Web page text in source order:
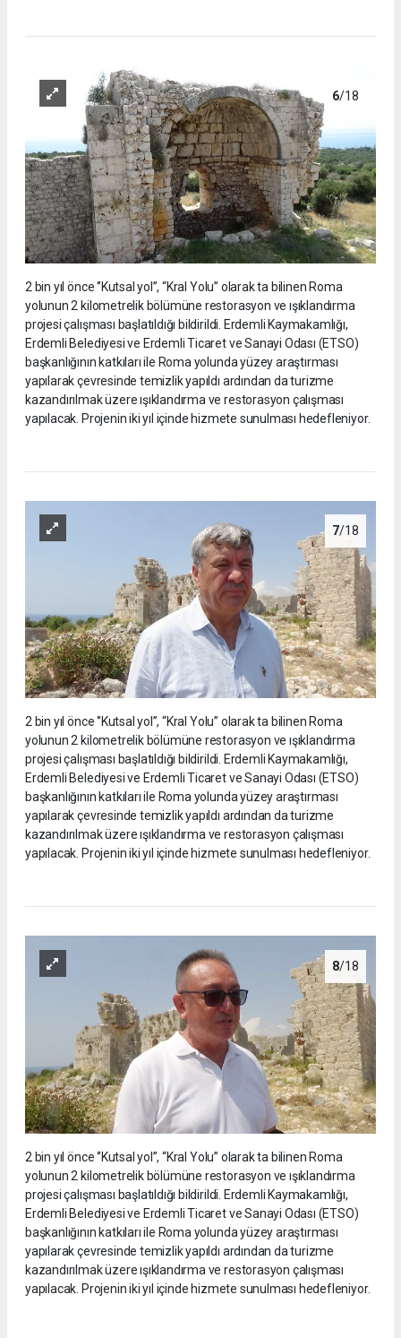
6/18
2 bin yıl önce ‘’Kutsal yol’’, “Kral Yolu” olarak ta bilinen Roma
yolunun 2 kilometrelik bölümüne restorasyon ve ışıklandırma
projesi çalışması başlatıldığı bildirildi. Erdemli Kaymakamlığı,
Erdemli Belediyesi ve Erdemli Ticaret ve Sanayi Odası (ETSO)
başkanlığının katkıları ile Roma yolunda yüzey araştırması
yapılarak çevresinde temizlik yapıldı ardından da turizme
kazandırılmak üzere ışıklandırma ve restorasyon çalışması
yapılacak. Projenin iki yıl içinde hizmete sunulması hedefleniyor.
7/18
2 bin yıl önce ‘’Kutsal yol’’, “Kral Yolu” olarak ta bilinen Roma
yolunun 2 kilometrelik bölümüne restorasyon ve ışıklandırma
projesi çalışması başlatıldığı bildirildi. Erdemli Kaymakamlığı,
Erdemli Belediyesi ve Erdemli Ticaret ve Sanayi Odası (ETSO)
başkanlığının katkıları ile Roma yolunda yüzey araştırması
yapılarak çevresinde temizlik yapıldı ardından da turizme
kazandırılmak üzere ışıklandırma ve restorasyon çalışması
yapılacak. Projenin iki yıl içinde hizmete sunulması hedefleniyor.
8/18
2 bin yıl önce ‘’Kutsal yol’’, “Kral Yolu” olarak ta bilinen Roma
yolunun 2 kilometrelik bölümüne restorasyon ve ışıklandırma
projesi çalışması başlatıldığı bildirildi. Erdemli Kaymakamlığı,
Erdemli Belediyesi ve Erdemli Ticaret ve Sanayi Odası (ETSO)
başkanlığının katkıları ile Roma yolunda yüzey araştırması
yapılarak çevresinde temizlik yapıldı ardından da turizme
kazandırılmak üzere ışıklandırma ve restorasyon çalışması
yapılacak. Projenin iki yıl içinde hizmete sunulması hedefleniyor.